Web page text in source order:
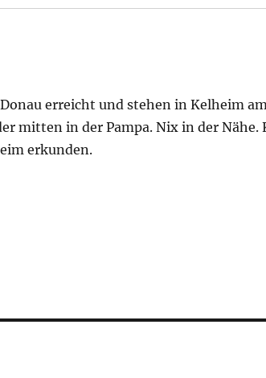
erreicht und stehen in Kelheim
mitten in der Pampa. Nix in der Nähe.
erkunden.